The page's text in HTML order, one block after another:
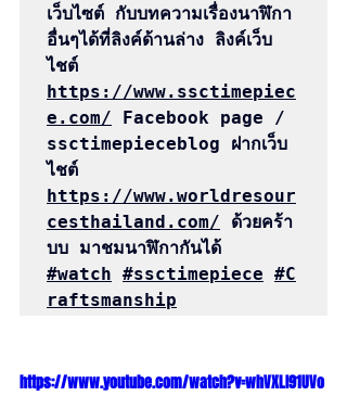
เว็บไซต์ กับบทความเรื่องนาฬิกา
อื่นๆได้ที่ลิงค์ด้านล่าง ลิงค์เว็บ
https://www.ssctimepiec
e.com/ Facebook page /
ssctimepieceblog ฝากเว็บ
https://www.worldresour
cesthailand.com/ ด้วยคร้า
#watch #ssctimepiece #C
raftsmanship
https://www.youtube.com/watch?v=whVXLI91UVo